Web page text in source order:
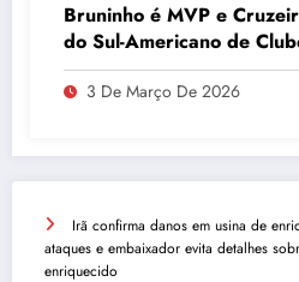
Bruninho é MVP e
do Sul-Americano de
Campinas
3 De Março De 2026
Irã confirma danos em usina de
ataques e embaixador evita detalhes
enriquecido